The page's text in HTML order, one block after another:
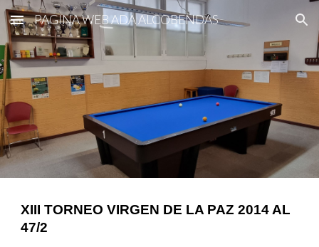
Skip to main content Skip to navigation
PAGINA WEB ADA ALCOBENDAS
XIII TORNEO VIRGEN DE LA PAZ 2014 AL
47/2